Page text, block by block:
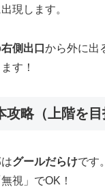
現します。
右側出口 から外に出
す！
攻略（上階を目
グールだらけです。
視」でOK！